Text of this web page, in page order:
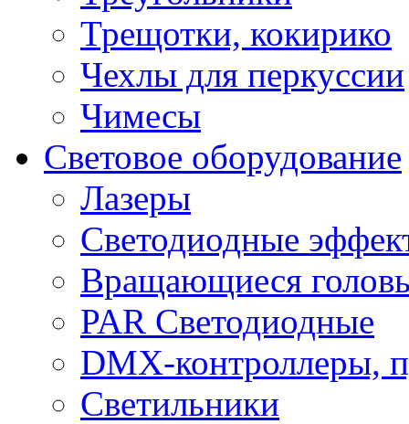
Трещотки, кокирико
Чехлы для перкуссии
Чимесы
Световое оборудование
Лазеры
Светодиодные
Вращающиеся
PAR Светодиодные
DMX-контроллеры,
Светильники